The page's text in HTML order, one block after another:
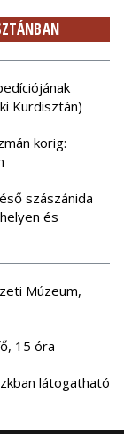
Kurdisztán)
korig:
szászánida
és
Múzeum,
15 óra
látogatható